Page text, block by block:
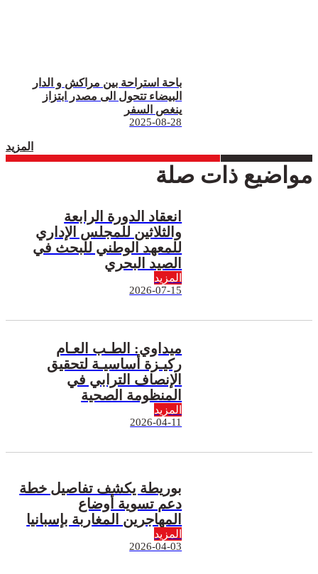
باحة استراحة بين مراكش و الدار
البيضاء تتحول الى مصدر ابتزاز
ينغص السفر
2025-08-28
المزيد
مواضيع ذات صلة
انعقاد الدورة الرابعة
والثلاثين للمجلس الإداري
للمعهد الوطني للبحث في
الصيد البحري
المزيد
2026-07-15
ميداوي: الطـب العـام
ركيـزة أساسيـة لتحقيق
الإنصاف الترابي في
المنظومة الصحية
المزيد
2026-04-11
بوريطة يكشف تفاصيل خطة
دعم تسوية أوضاع
المهاجرين المغاربة بإسبانيا
المزيد
2026-04-03